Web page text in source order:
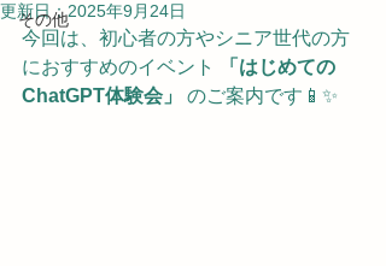
その他
更新日：2025年9月24日
今回は、初心者の方やシニア世代の方
におすすめのイベント
「はじめての
ChatGPT体験会」
のご案内です📱✨